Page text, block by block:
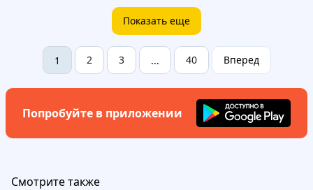
Показать еще
1 2 3 ... 40 Вперед
Попробуйте в приложении
Смотрите также